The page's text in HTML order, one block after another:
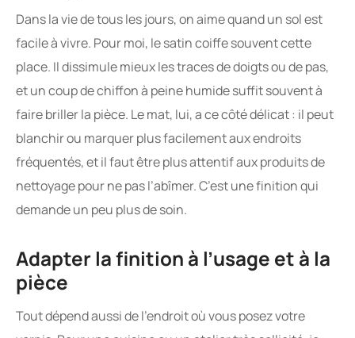
Dans la vie de tous les jours, on aime quand un sol est
facile à vivre. Pour moi, le satin coiffe souvent cette
place. Il dissimule mieux les traces de doigts ou de pas,
et un coup de chiffon à peine humide suffit souvent à
faire briller la pièce. Le mat, lui, a ce côté délicat : il peut
blanchir ou marquer plus facilement aux endroits
fréquentés, et il faut être plus attentif aux produits de
nettoyage pour ne pas l’abîmer. C’est une finition qui
demande un peu plus de soin.
Adapter la finition à l’usage et à la
pièce
Tout dépend aussi de l’endroit où vous posez votre